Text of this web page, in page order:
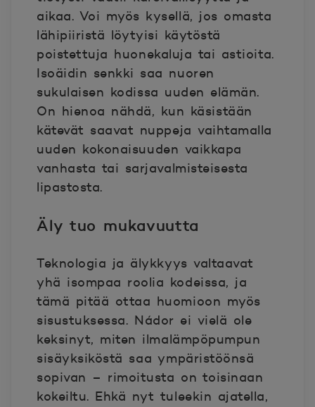
aikaa. Voi myös kysellä, jos omasta
lähipiiristä löytyisi käytöstä
poistettuja huonekaluja tai astioita.
Isoäidin senkki saa nuoren
sukulaisen kodissa uuden elämän.
On hienoa nähdä, kun käsistään
kätevät saavat nuppeja vaihtamalla
uuden kokonaisuuden vaikkapa
vanhasta tai sarjavalmisteisesta
lipastosta.
Äly tuo mukavuutta
Teknologia ja älykkyys valtaavat
yhä isompaa roolia kodeissa, ja
tämä pitää ottaa huomioon myös
sisustuksessa. Nádor ei vielä ole
keksinyt, miten ilmalämpöpumpun
sisäyksiköstä saa ympäristöönsä
sopivan – rimoitusta on toisinaan
kokeiltu. Ehkä nyt tuleekin ajatella,